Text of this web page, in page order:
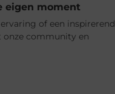
eigen moment
of een inspirerend
onze community en